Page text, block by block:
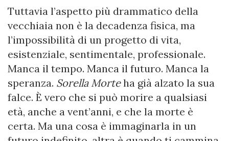
Tuttavia l’aspetto più drammatico della
vecchiaia non è la decadenza fisica, ma
l’impossibilità di un progetto di vita,
esistenziale, sentimentale, professionale.
Manca il tempo. Manca il futuro. Manca la
speranza. Sorella Morteha già alzato la sua
falce. È vero che si può morire a qualsiasi
età, anche a vent’anni, e che la morte è
certa. Ma una cosa è immaginarla in un